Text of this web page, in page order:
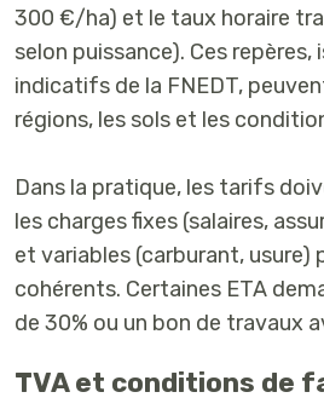
300 €/ha) et le taux horaire
selon puissance). Ces repères,
indicatifs de la FNEDT,
régions, les sols et les
Dans la pratique, les tarifs
les charges fixes (salaires,
et variables (carburant, usure)
cohérents. Certaines ETA
de 30% ou un bon de travaux
TVA et conditions de